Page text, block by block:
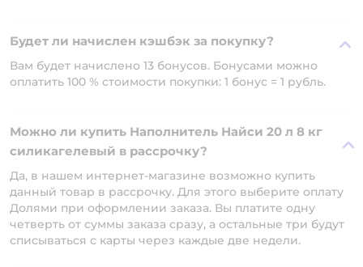
Будет ли начислен кэшбэк за покупку?
Вам будет начислено 13 бонусов. Бонусами можно
оплатить 100 % стоимости покупки: 1 бонус = 1 рубль.
Можно ли купить Наполнитель Найси 20 л 8 кг
силикагелевый в рассрочку?
Да, в нашем интернет-магазине возможно купить
данный товар в рассрочку. Для этого выберите оплату
Долями при оформлении заказа. Вы платите одну
четверть от суммы заказа сразу, а остальные три будут
списываться с карты через каждые две недели.